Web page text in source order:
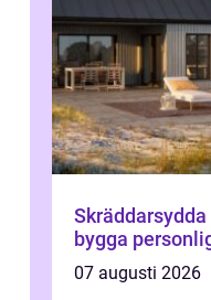
Skräddarsydda
bygga
07 augusti 2026